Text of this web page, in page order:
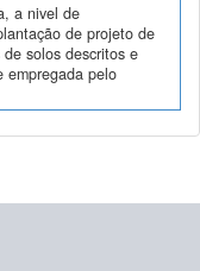
a nivel de
de projeto de
solos descritos e
empregada pelo